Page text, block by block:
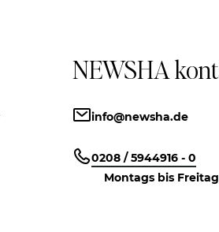
NEWSHA
info@newsha.de
0208 / 5944916 - 0
Montags bis